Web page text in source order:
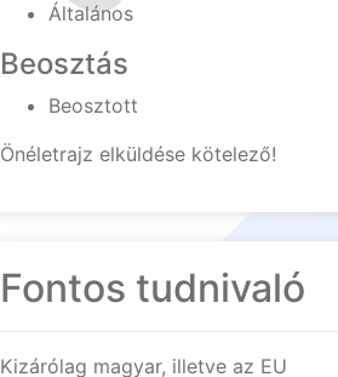
Általános
Beosztás
Beosztott
Önéletrajz elküldése kötelező!
Fontos tudnivaló
Kizárólag magyar, illetve az EU